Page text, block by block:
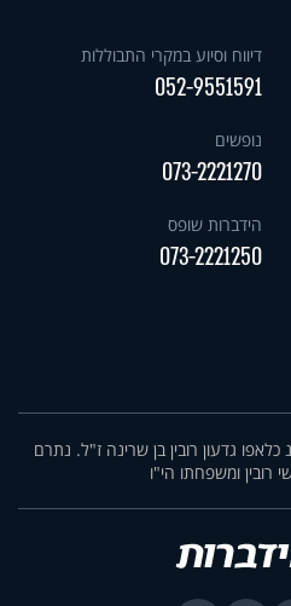
דיווח וסיוע במקרי התבוללות
052-9551591
נופשים
073-2221270
הידברות שופס
073-2221250
גדעון רובין בן שרינה ז"ל. נתרם
רובין ומשפחתו הי"ו